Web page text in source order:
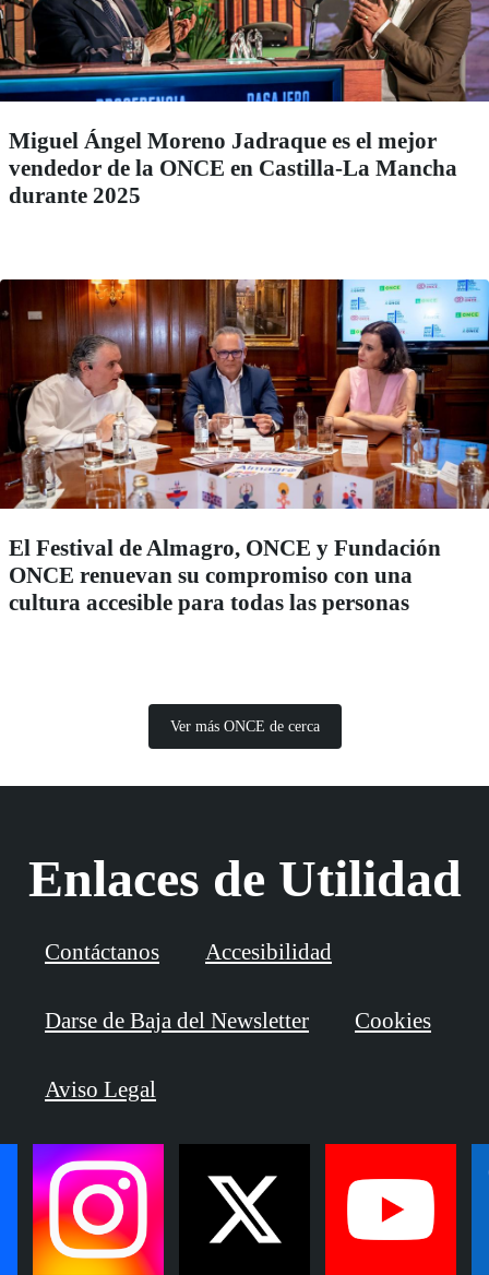
Miguel Ángel Moreno Jadraque es el mejor
vendedor de la ONCE en Castilla-La Mancha
durante 2025
El Festival de Almagro, ONCE y Fundación
ONCE renuevan su compromiso con una
cultura accesible para todas las personas
Ver más ONCE de cerca
Enlaces de Utilidad
Contáctanos Accesibilidad
Darse de Baja del Newsletter Cookies
Aviso Legal